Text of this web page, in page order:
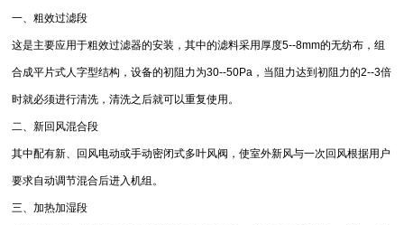
一、粗效过滤段
这是主要应用于粗效过滤器的安装，其中的滤料采用厚度5--8mm的无纺布，组
合成平片式人字型结构，设备的初阻力为30--50Pa，当阻力达到初阻力的2--3倍
时就必须进行清洗，清洗之后就可以重复使用。
二、新回风混合段
其中配有新、回风电动或手动密闭式多叶风阀，使室外新风与一次回风根据用户
要求自动调节混合后进入机组。
三、加热加湿段